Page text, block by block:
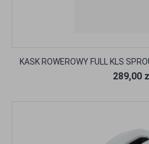
KASK ROWEROWY FULL KLS
289,00